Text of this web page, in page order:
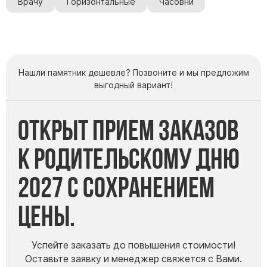
Памятники мужу
Памятники вертикальные
Памятники горизонтальные
Памятники индивидуальные
Памятники классические
Памятники книга
Памятники красивые
Памятники с воздушным креcтом
Нашли памятник дешевле? Позвоните и мы предложим
выгодный вариант!
Открыт прием заказов
к Родительскому дню
2027 с сохранением
цены.
Успейте заказать до повышения стоимости!
Оставьте заявку и менеджер свяжется с Вами.